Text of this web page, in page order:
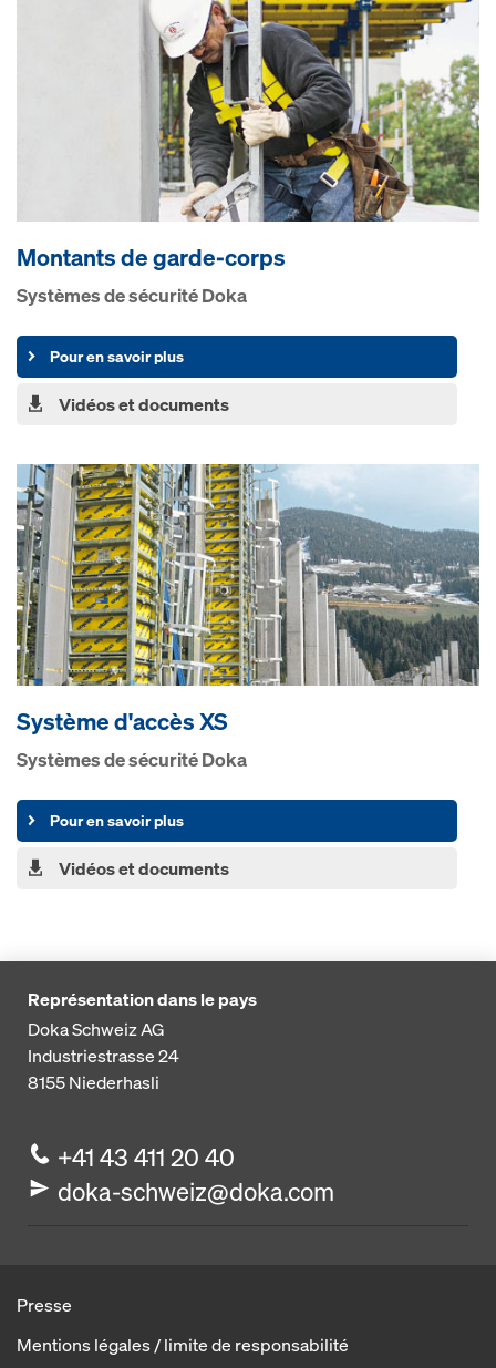
Montants de garde-corps
Systèmes de sécurité Doka
Pour en savoir plus
Vidéos et documents
Système d'accès XS
Systèmes de sécurité Doka
Pour en savoir plus
Vidéos et documents
Représentation dans le pays
Doka Schweiz AG
Industriestrasse 24
8155Niederhasli
+41 43 411 20 40
doka-schweiz@doka.com
Presse
Mentions légales / limite de responsabilité